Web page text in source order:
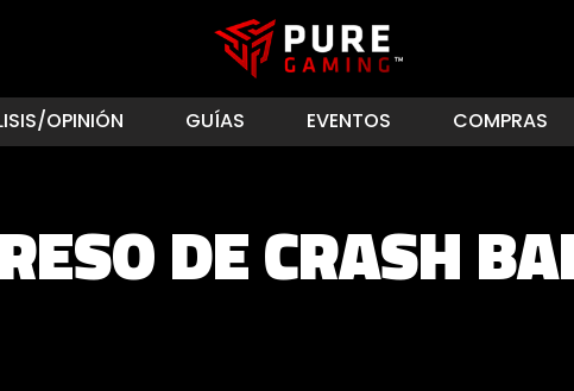
OPINIÓN GUÍAS EVENTOS COMPRAS
DE CRASH